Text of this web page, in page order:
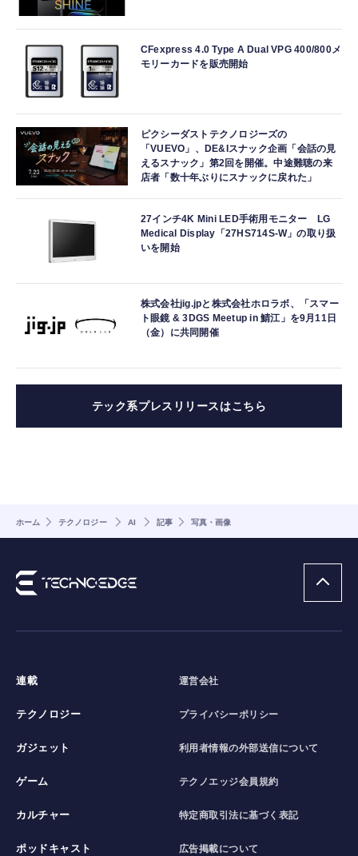
CFexpress 4.0 Type A Dual VPG 400/800メ
モリーカードを販売開始
ピクシーダストテクノロジーズの
「VUEVO」、DE&Iスナック企画「会話の見
えるスナック」第2回を開催。中途難聴の来
店者「数十年ぶりにスナックに戻れた」
27インチ4K Mini LED手術用モニター LG
Medical Display「27HS714S-W」の取り扱
いを開始
株式会社jig.jpと株式会社ホロラボ、「スマー
ト眼鏡 & 3DGS Meetup in 鯖江」を9月11日
（金）に共同開催
テック系プレスリリースはこちら
ホーム テクノロジー AI 記事 写真・画像
連載
テクノロジー
ガジェット
ゲーム
カルチャー
ポッドキャスト
運営会社
プライバシーポリシー
利用者情報の外部送信について
テクノエッジ会員規約
特定商取引法に基づく表記
広告掲載について